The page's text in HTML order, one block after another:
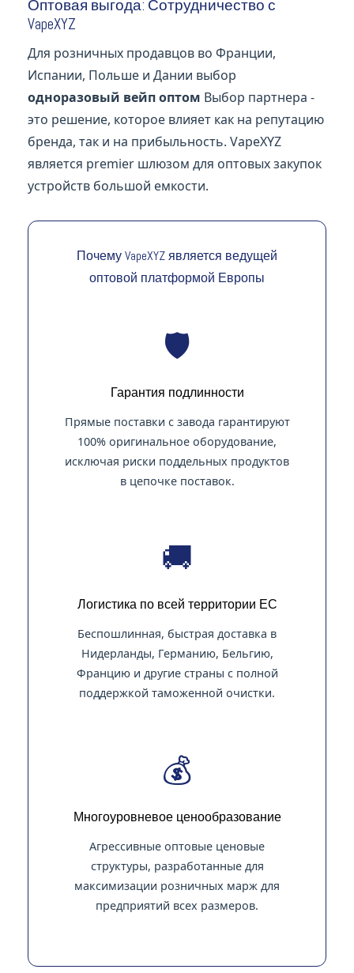
Оптовая выгода: Сотрудничество с
VapeXYZ
Для розничных продавцов во Франции,
Испании, Польше и Дании выбор
одноразовый вейп оптом Выбор партнера -
это решение, которое влияет как на репутацию
бренда, так и на прибыльность. VapeXYZ
является premier шлюзом для оптовых закупок
устройств большой емкости.
Почему VapeXYZ является ведущей
оптовой платформой Европы
🛡️
Гарантия подлинности
Прямые поставки с завода гарантируют
100% оригинальное оборудование,
исключая риски поддельных продуктов
в цепочке поставок.
🚚
Логистика по всей территории ЕС
Беспошлинная, быстрая доставка в
Нидерланды, Германию, Бельгию,
Францию и другие страны с полной
поддержкой таможенной очистки.
💰
Многоуровневое ценообразование
Агрессивные оптовые ценовые
структуры, разработанные для
максимизации розничных марж для
предприятий всех размеров.